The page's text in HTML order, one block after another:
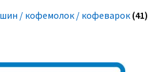
/ кофемолок / кофеварок (41)